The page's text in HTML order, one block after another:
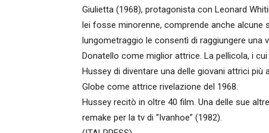
Giulietta (1968), protagonista con Leonard
lei fosse minorenne, comprende anche alcune
lungometraggio le consentì di raggiungere una
Donatello come miglior attrice. La pellicola, i
Hussey di diventare una delle giovani attrici più
Globe come attrice rivelazione del 1968.
Hussey recitò in oltre 40 film. Una delle sue
remake per la tv di “Ivanhoe” (1982).